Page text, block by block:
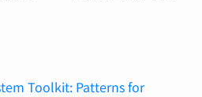
Toolkit: Patterns for